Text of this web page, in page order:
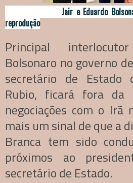
Jair e Eduardo Bolsonaro
reprodução
Principal
Bolsonaro no governo
secretário de Estado
Rubio, ficará fora da
negociações com o Irã
mais um sinal de que a
Branca tem sido
próximos ao
secretário de Estado.